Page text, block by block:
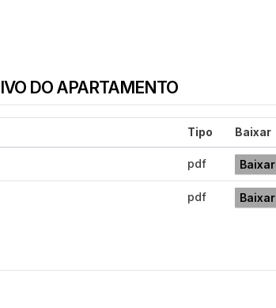
DO APARTAMENTO
Tipo Baixar
pdf Baixar
pdf Baixar